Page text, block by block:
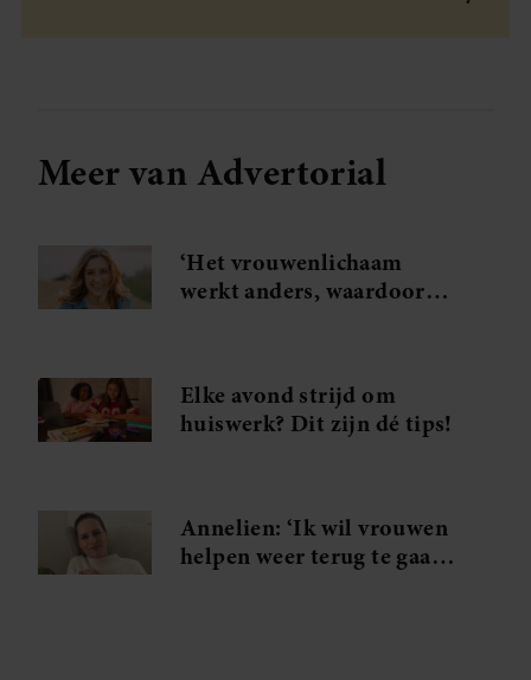
Meer van Advertorial
‘Het vrouwenlichaam
werkt anders, waardoor
Elke avond strijd om
huiswerk? Dit zijn dé tips!
Annelien: ‘Ik wil vrouwen
helpen weer terug te gaan